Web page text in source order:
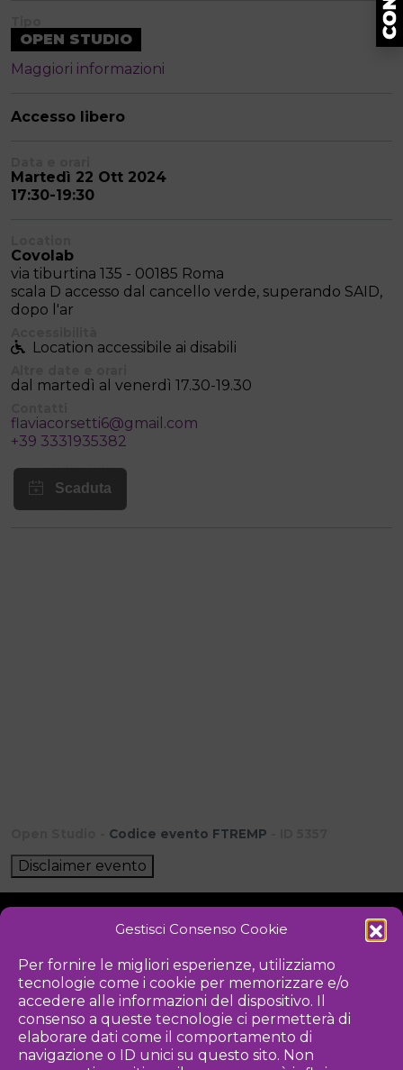
Gestisci Consenso Cookie
Per fornire le migliori esperienze, utilizziamo
tecnologie come i cookie per memorizzare e/o
accedere alle informazioni del dispositivo. Il
consenso a queste tecnologie ci permetterà di
elaborare dati come il comportamento di
navigazione o ID unici su questo sito. Non
OPEN STUDIO
Maggiori informazioni
Accesso libero
Martedì 22 Ott 2024
17:30-19:30
Covolab
via tiburtina 135 - 00185 Roma
scala D accesso dal cancello verde, superando SAID,
dopo l'ar
Location accessibile ai disabili
dal martedì al venerdì 17.30-19.30
flaviacorsetti6@gmail.com
+39 3331935382
Codice evento FTREMP
Disclaimer evento
PRIVACY POLICY
Iniziativa